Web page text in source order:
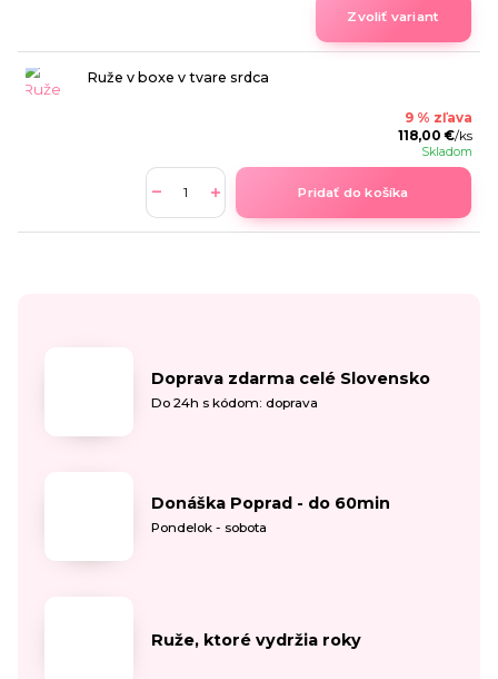
Zvoliť variant
Ruže v boxe v tvare srdca
9 % zľava
118,00 €/ks
Skladom
Pridať do košíka
Doprava zdarma celé Slovensko
Do 24h s kódom: doprava
Donáška Poprad - do 60min
Pondelok - sobota
Ruže, ktoré vydržia roky